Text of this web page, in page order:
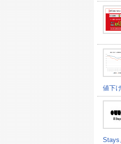
値下
Stays